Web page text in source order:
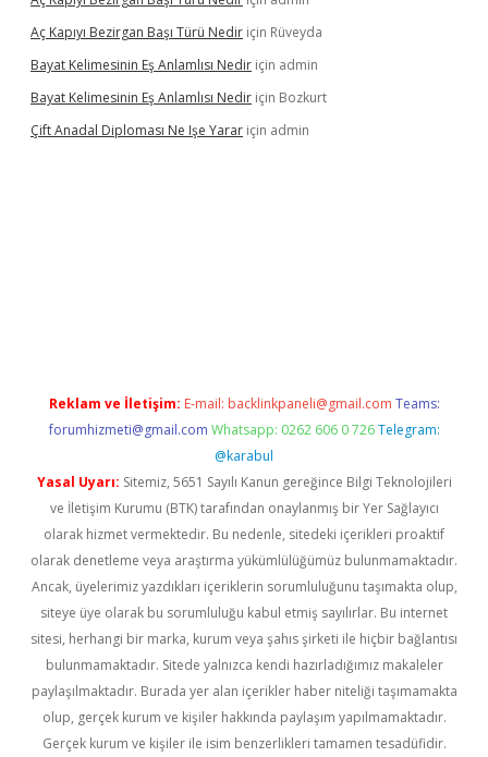
Aç Kapıyı Bezirgan Başı Türü Nedir için Rüveyda
Bayat Kelimesinin Eş Anlamlısı Nedir için admin
Bayat Kelimesinin Eş Anlamlısı Nedir için Bozkurt
Çift Anadal Diploması Ne Işe Yarar için admin
Reklam ve İletişim: E-mail: backlinkpaneli@gmail.com Teams:
forumhizmeti@gmail.com Whatsapp: 0262 606 0 726 Telegram:
@karabul
Yasal Uyarı: Sitemiz, 5651 Sayılı Kanun gereğince Bilgi Teknolojileri
ve İletişim Kurumu (BTK) tarafından onaylanmış bir Yer Sağlayıcı
olarak hizmet vermektedir. Bu nedenle, sitedeki içerikleri proaktif
olarak denetleme veya araştırma yükümlülüğümüz bulunmamaktadır.
Ancak, üyelerimiz yazdıkları içeriklerin sorumluluğunu taşımakta olup,
siteye üye olarak bu sorumluluğu kabul etmiş sayılırlar. Bu internet
sitesi, herhangi bir marka, kurum veya şahıs şirketi ile hiçbir bağlantısı
bulunmamaktadır. Sitede yalnızca kendi hazırladığımız makaleler
paylaşılmaktadır. Burada yer alan içerikler haber niteliği taşımamakta
olup, gerçek kurum ve kişiler hakkında paylaşım yapılmamaktadır.
Gerçek kurum ve kişiler ile isim benzerlikleri tamamen tesadüfidir.